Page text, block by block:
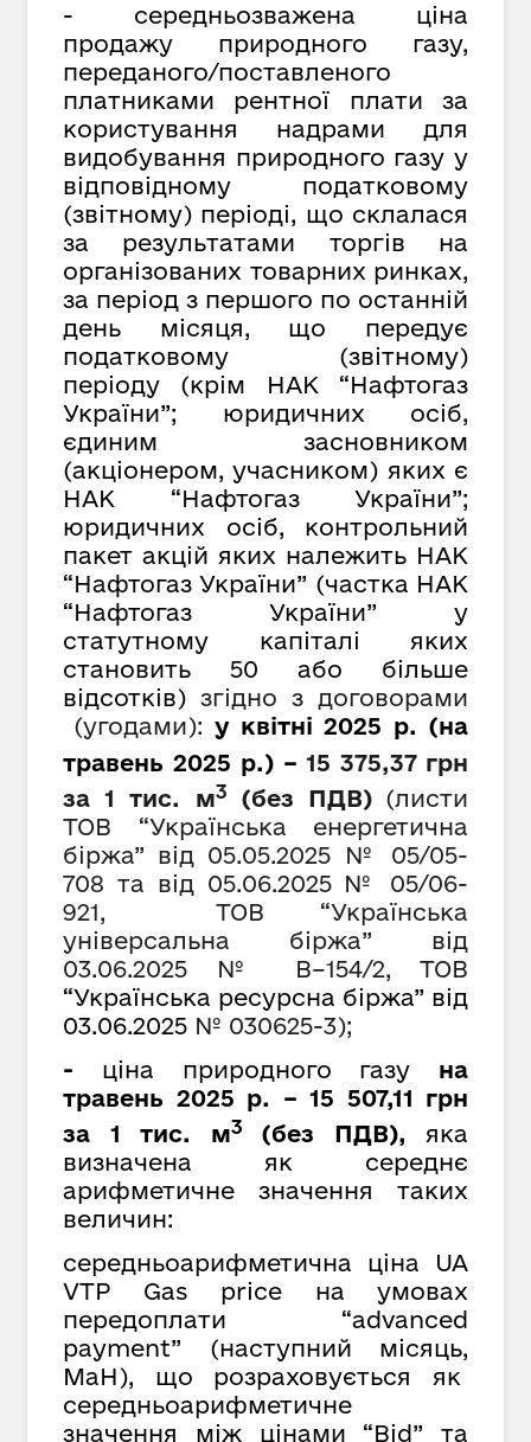
- середньозважена ціна
продажу природного газу,
переданого/поставленого
платниками рентної плати за
користування надрами для
видобування природного газу у
відповідному податковому
(звітному) періоді, що склалася
за результатами торгів на
організованих товарних ринках,
за період з першого по останній
день місяця, що передує
податковому (звітному)
періоду (крім НАК “Нафтогаз
України”; юридичних осіб,
єдиним засновником
(акціонером, учасником) яких є
НАК “Нафтогаз України”;
юридичних осіб, контрольний
пакет акцій яких належить НАК
“Нафтогаз України” (частка НАК
“Нафтогаз України” у
статутному капіталі яких
становить 50 або більше
відсотків) згідно з договорами
(угодами): у квітні 2025 р. (на
травень 2025 р.) –15 375,37 грн
за 1 тис. м3 (без ПДВ) (листи
ТОВ “Українська енергетична
біржа” від 05.05.2025 № 05/05-
708 та від 05.06.2025 № 05/06-
921, ТОВ “Українська
універсальна біржа” від
03.06.2025 № В–154/2, ТОВ
“Українська ресурсна біржа” від
03.06.2025 № 030625-3);
- ціна природного газу на
травень 2025 р. – 15 507,11 грн
за 1 тис. м3 (без ПДВ), яка
визначена як середнє
арифметичне значення таких
величин:
середньоарифметична ціна UA
VTP Gas price на умовах
передоплати “advanced
payment” (наступний місяць,
MaH), що розраховується як
cередньоарифметичне
значення між цінами “Bid” та